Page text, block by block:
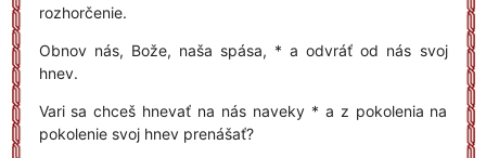
rozhorčenie.
Obnov nás, Bože, naša spása, * a odvráť od nás svoj
hnev.
Vari sa chceš hnevať na nás naveky * a z pokolenia na
pokolenie svoj hnev prenášať?